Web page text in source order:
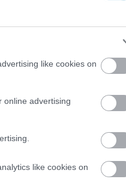
like cookies on
online advertising
like cookies on